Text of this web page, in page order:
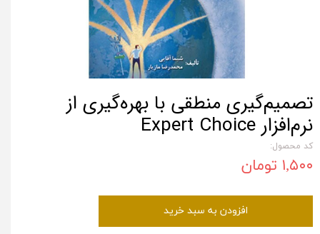
تصمیم‌گیری منطقی با بهره‌گیری از
نرم‌افزار Expert Choice
کد محصول:
۱,۵۰۰ تومان
افزودن به سبد خرید